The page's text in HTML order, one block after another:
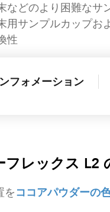
などのより困難なサ
用サンプルカップお
性
フォメーション
フレックス L2
をココアパウダーの